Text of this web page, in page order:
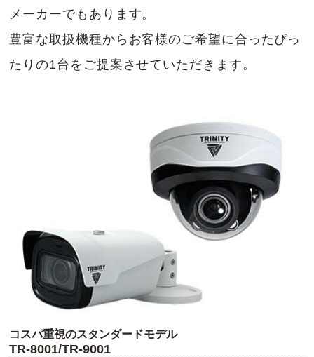
メーカーでもあります。
豊富な取扱機種からお客様のご希望に合ったぴっ
たりの1台をご提案させていただきます。
コスパ重視のスタンダードモデル
TR-8001/TR-9001